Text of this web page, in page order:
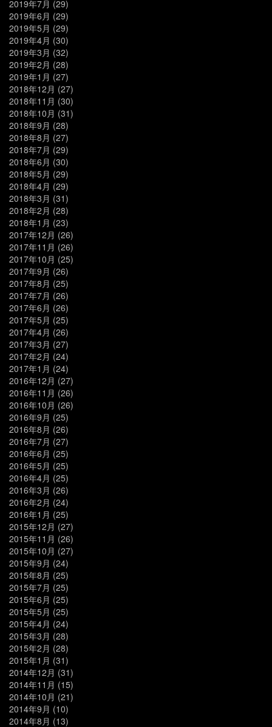
2019年7月 (29)
2019年6月 (29)
2019年5月 (29)
2019年4月 (30)
2019年3月 (32)
2019年2月 (28)
2019年1月 (27)
2018年12月 (27)
2018年11月 (30)
2018年10月 (31)
2018年9月 (28)
2018年8月 (27)
2018年7月 (29)
2018年6月 (30)
2018年5月 (29)
2018年4月 (29)
2018年3月 (31)
2018年2月 (28)
2018年1月 (23)
2017年12月 (26)
2017年11月 (26)
2017年10月 (25)
2017年9月 (26)
2017年8月 (25)
2017年7月 (26)
2017年6月 (26)
2017年5月 (25)
2017年4月 (26)
2017年3月 (27)
2017年2月 (24)
2017年1月 (24)
2016年12月 (27)
2016年11月 (26)
2016年10月 (26)
2016年9月 (25)
2016年8月 (26)
2016年7月 (27)
2016年6月 (25)
2016年5月 (25)
2016年4月 (25)
2016年3月 (26)
2016年2月 (24)
2016年1月 (25)
2015年12月 (27)
2015年11月 (26)
2015年10月 (27)
2015年9月 (24)
2015年8月 (25)
2015年7月 (25)
2015年6月 (25)
2015年5月 (25)
2015年4月 (24)
2015年3月 (28)
2015年2月 (28)
2015年1月 (31)
2014年12月 (31)
2014年11月 (15)
2014年10月 (21)
2014年9月 (10)
2014年8月 (13)